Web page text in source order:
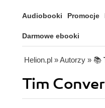
Audiobooki Promocje
Darmowe ebooki
Helion.pl » Autorzy » 📚
Tim